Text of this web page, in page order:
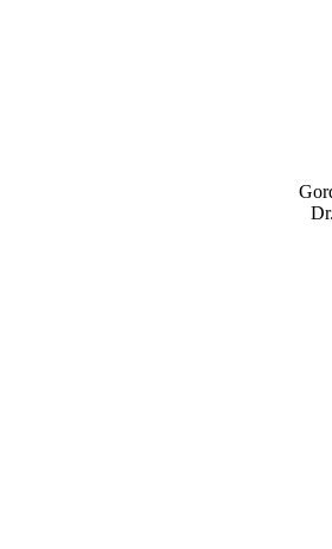
Dr. Mladen